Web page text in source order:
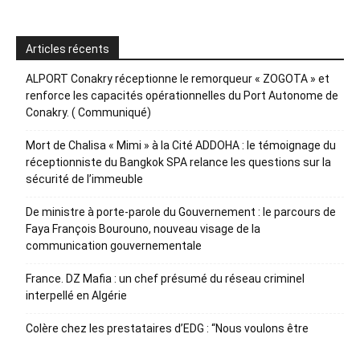
Articles récents
ALPORT Conakry réceptionne le remorqueur « ZOGOTA » et
renforce les capacités opérationnelles du Port Autonome de
Conakry. ( Communiqué)
Mort de Chalisa « Mimi » à la Cité ADDOHA : le témoignage du
réceptionniste du Bangkok SPA relance les questions sur la
sécurité de l’immeuble
De ministre à porte-parole du Gouvernement : le parcours de
Faya François Bourouno, nouveau visage de la
communication gouvernementale
France. DZ Mafia : un chef présumé du réseau criminel
interpellé en Algérie
Colère chez les prestataires d’EDG : “Nous voulons être